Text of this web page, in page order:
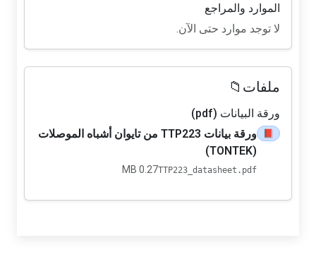
الموارد والمراجع
لا توجد موارد حتى الآن.
ملفات📁
ورقة البيانات (pdf)
📕
ورقة بيانات TTP223 من تايوان أشباه الموصلات
TTP223_datasheet.pdf
0.27 MB